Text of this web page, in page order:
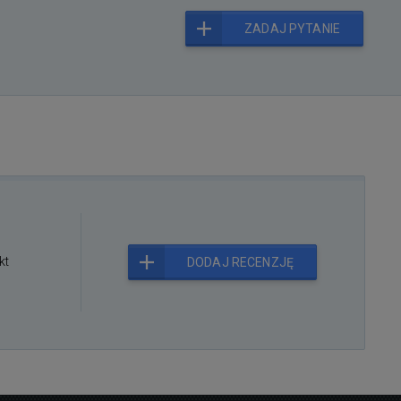
ZADAJ PYTANIE
DODAJ RECENZJĘ